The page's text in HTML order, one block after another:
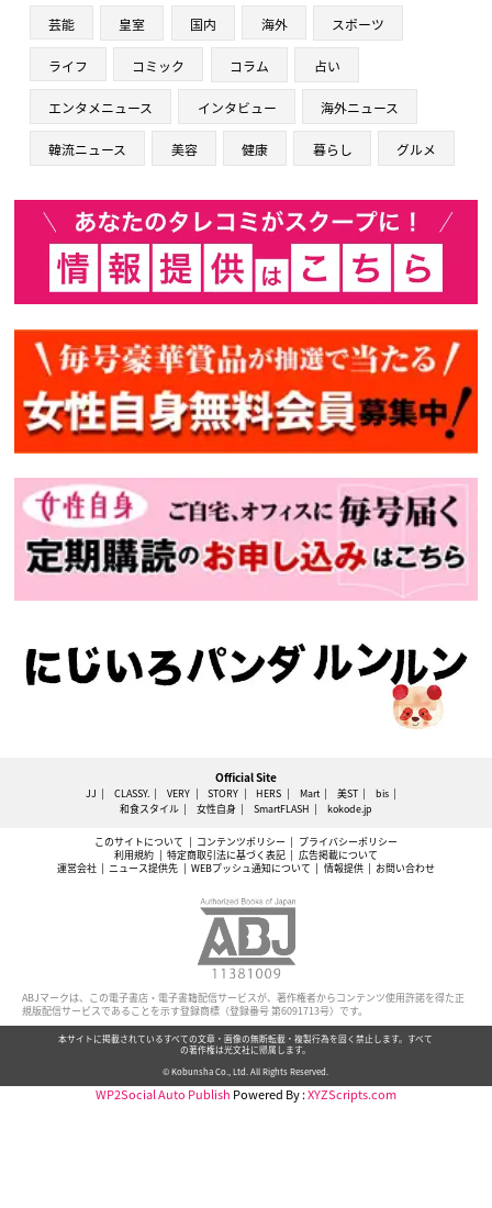
芸能 皇室 国内 海外 スポーツ
ライフ コミック コラム 占い
エンタメニュース インタビュー 海外ニュース
韓流ニュース 美容 健康 暮らし グルメ
Official Site
JJ CLASSY. VERY STORY HERS Mart 美ST
bis
和食スタイル
女性自身 SmartFLASH kokode.jp
このサイトについて コンテンツポリシー
プライバシーポリシー
利用規約
特定商取引法に基づく表記
広告掲載について
運営会社
ニュース提供先 WEBプッシュ通知について 情報提供 お問い合わせ
ABJマークは、この電子書店・電子書籍配信サービスが、著作権者からコンテンツ使用許諾を得た正
規版配信サービスであることを示す登録商標（登録番号 第6091713号）です。
本サイトに掲載されているすべての文章・画像の無断転載・複製行為を固く禁止します。すべて
の著作権は光文社に帰属します。
© Kobunsha Co., Ltd. All Rights Reserved.
WP2Social Auto Publish Powered By :XYZScripts.com